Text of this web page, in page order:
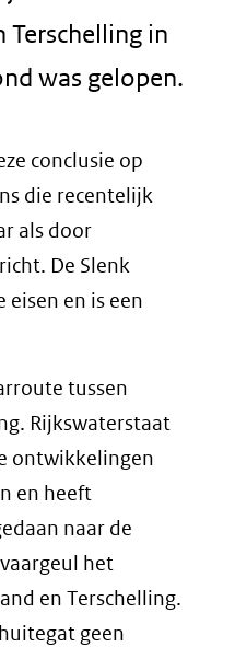
Terschelling in
was gelopen.
conclusie op
die recentelijk
als door
De Slenk
eisen en is een
tussen
Rijkswaterstaat
ontwikkelingen
en heeft
naar de
het
en Terschelling.
geen